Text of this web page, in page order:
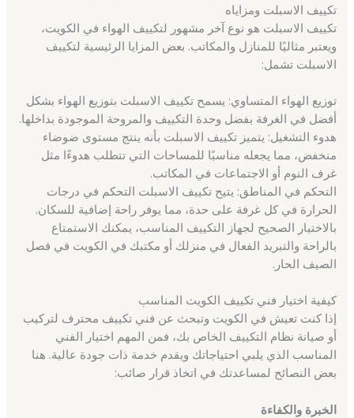
تكييف الاسبلت ومزاياه
تكييف الاسبلت هو نوع آخر مشهور لتكييف الهواء في الكويت،
ويعتبر مثاليًا للمنازل والمكاتب. بعض المزايا الرئيسية لتكييف
الاسبلت تشمل:
توزيع الهواء المتساوي: يسمح تكييف الاسبلت بتوزيع الهواء بشكل
أفضل في الغرفة بفضل وحدة التكييف والمروحة الموجودة بداخلها.
هدوء التشغيل: يتميز تكييف الاسبلت بأنه ينتج مستوى ضوضاء
منخفض، مما يجعله مناسبًا للمساحات التي تتطلب هدوءًا مثل
غرف النوم أو الاجتماعات في المكاتب.
التحكم في المناطق: يتيح تكييف الاسبلت التحكم في درجات
الحرارة في كل غرفة على حدة، مما يوفر راحة إضافية للسكان.
بالاختيار الصحيح لجهاز التكييف المناسب، يمكنك الاستمتاع
بالراحة والتبريد الفعال في منزلك أو مكتبك في الكويت في فصل
الصيف الحار.
كيفية اختيار فني تكييف الكويت المناسب
إذا كنت تعيش في الكويت وتبحث عن فني تكييف محترف لتركيب
أو صيانة نظام التكييف الخاص بك، فمن المهم اختيار الفني
المناسب الذي يلبي احتياجاتك ويقدم خدمة ذات جودة عالية. هنا
بعض النصائح لمساعدتك في اتخاذ قرار صائب:
الخبرة والكفاءة